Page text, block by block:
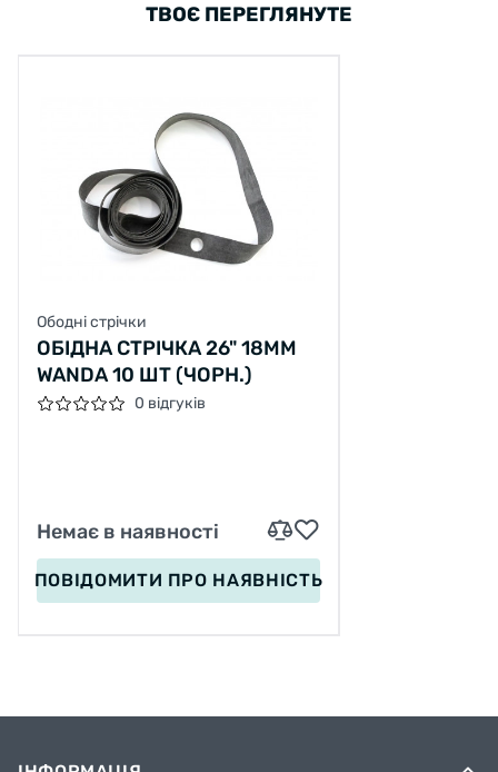
ТВОЄ ПЕРЕГЛЯНУТЕ
Ободні стрічки
ОБІДНА СТРІЧКА 26" 18ММ
WANDA 10 ШТ (ЧОРН.)
0 відгуків
Немає в наявності
ПОВІДОМИТИ ПРО НАЯВНІСТЬ